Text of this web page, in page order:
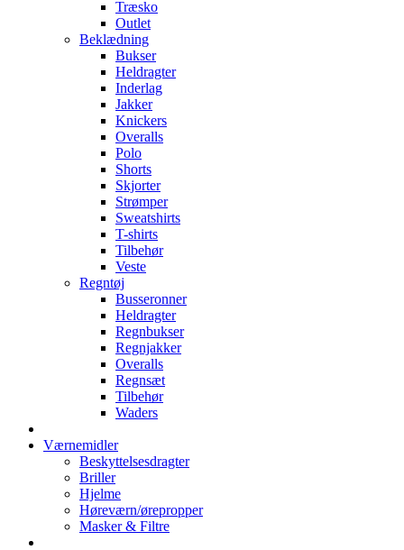
Træsko
Outlet
Beklædning
Bukser
Heldragter
Inderlag
Jakker
Knickers
Overalls
Polo
Shorts
Skjorter
Strømper
Sweatshirts
T-shirts
Tilbehør
Veste
Regntøj
Busseronner
Heldragter
Regnbukser
Regnjakker
Overalls
Regnsæt
Tilbehør
Waders
Værnemidler
Beskyttelsesdragter
Briller
Hjelme
Høreværn/ørepropper
Masker & Filtre